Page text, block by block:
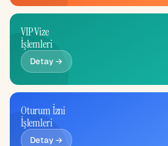
VIP Vize
İşlemleri
Detay →
Oturum İzni
İşlemleri
Detay →